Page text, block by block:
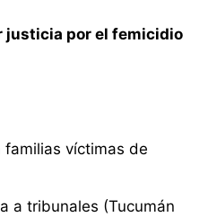
justicia por el femicidio
víctimas de
a tribunales (Tucumán